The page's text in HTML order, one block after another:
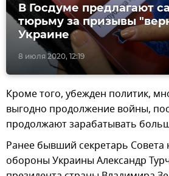
8 июля 2020, 12:19
В Госдуме предлагают
тюрьму за призывы
Украине
Кроме того, убежден политик,
выгодно продолжение войны,
продолжают зарабатывать
Ранее бывший секретарь Совета
обороны Украины Александр